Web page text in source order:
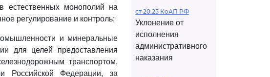
естественных монополий на
регулирование и контроль;
и минеральные
для целей предоставления
транспортом,
Российской Федерации, за
ст 20.25 КоАП РФ
Уклонение от
исполнения
административного
наказания